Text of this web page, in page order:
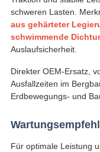
schweren Lasten.
aus gehärteter
schwimmende
Auslaufsicherheit.
Direkter OEM-Ersatz,
Ausfallzeiten im
Erdbewegungs- und
Für optimale Leistung